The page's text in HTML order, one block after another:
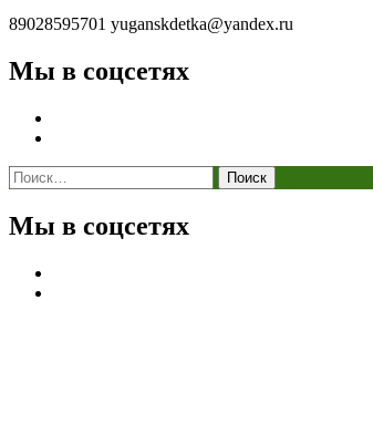
89028595701 yuganskdetka@yandex.ru
Мы в соцсетях
Найти:
Мы в соцсетях